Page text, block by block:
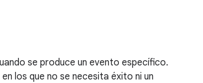
se produce un evento específico.
los que no se necesita éxito ni un